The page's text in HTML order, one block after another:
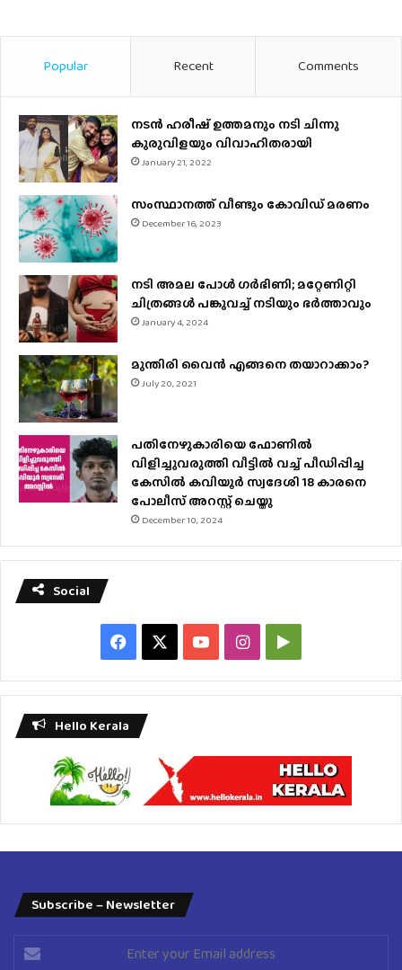
Popular Recent Comments
നടന്‍ ഹരീഷ് ഉത്തമനും നടി ചിന്നു
കുരുവിളയും വിവാഹിതരായി
January 21, 2022
സംസ്ഥാനത്ത് വീണ്ടും കോവിഡ് മരണം
December 16, 2023
നടി അമല പോൾ ​ഗർഭിണി; മറ്റേണിറ്റി
ചിത്രങ്ങള്‍ പങ്കുവച്ച് നടിയും ഭർത്താവും
January 4, 2024
മുന്തിരി വൈന്‍ എങ്ങനെ തയാറാക്കാം?
July 20, 2021
പതിനേഴുകാരിയെ ഫോണിൽ
വിളിച്ചുവരുത്തി വീട്ടിൽ വച്ച് പീഡിപ്പിച്ച
കേസിൽ കവിയൂർ സ്വദേശി 18 കാരനെ
പോലീസ് അറസ്റ്റ് ചെയ്തു
December 10, 2024
Social
Facebook YouTubeInstagramGoogle
Play
Hello Kerala
Subscribe – Newsletter
Enter
your